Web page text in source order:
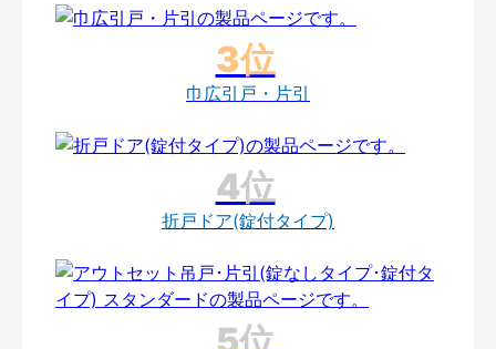
巾広引戸・片引
折戸ドア(錠付タイプ)